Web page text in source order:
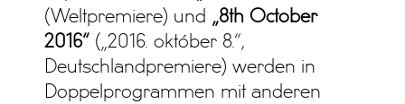
(Weltpremiere) und „8th October
2016“ („2016. október 8.“,
Deutschlandpremiere) werden in
Doppelprogrammen mit anderen